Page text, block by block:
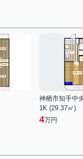
神栖市知手中
1K (29.37㎡)
4万円